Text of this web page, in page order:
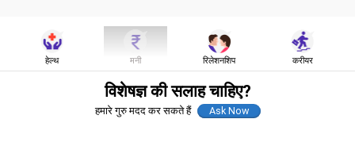
हेल्थ मनी रिलेशनशिप करीयर
विशेषज्ञ की सलाह चाहिए?
हमारे गुरु मदद कर सकते हैं